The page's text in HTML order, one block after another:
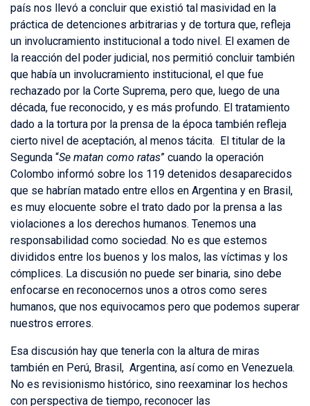
país nos llevó a concluir que existió tal masividad en la
práctica de detenciones arbitrarias y de tortura que, refleja
un involucramiento institucional a todo nivel. El examen de
la reacción del poder judicial, nos permitió concluir también
que había un involucramiento institucional, el que fue
rechazado por la Corte Suprema, pero que, luego de una
década, fue reconocido, y es más profundo. El tratamiento
dado a la tortura por la prensa de la época también refleja
cierto nivel de aceptación, al menos tácita. El titular de la
Segunda “Se matan como ratas” cuando la operación
Colombo informó sobre los 119 detenidos desaparecidos
que se habrían matado entre ellos en Argentina y en Brasil,
es muy elocuente sobre el trato dado por la prensa a las
violaciones a los derechos humanos. Tenemos una
responsabilidad como sociedad. No es que estemos
divididos entre los buenos y los malos, las víctimas y los
cómplices. La discusión no puede ser binaria, sino debe
enfocarse en reconocernos unos a otros como seres
humanos, que nos equivocamos pero que podemos superar
nuestros errores.
Esa discusión hay que tenerla con la altura de miras
también en Perú, Brasil, Argentina, así como en Venezuela.
No es revisionismo histórico, sino reexaminar los hechos
con perspectiva de tiempo, reconocer las